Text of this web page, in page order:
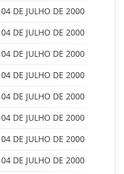
DE JULHO DE 2000
DE JULHO DE 2000
DE JULHO DE 2000
DE JULHO DE 2000
DE JULHO DE 2000
DE JULHO DE 2000
DE JULHO DE 2000
DE JULHO DE 2000